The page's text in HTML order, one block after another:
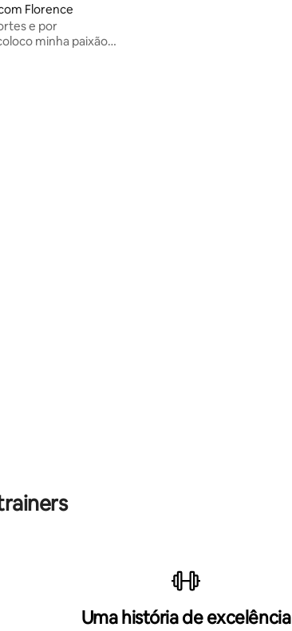
Florence
e por
minha paixão a
Uma história de excelência